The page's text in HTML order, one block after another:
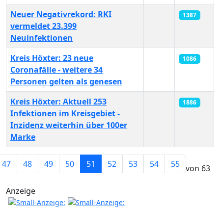
Beiträge
Neuer Negativrekord: RKI
vermeldet 23.399
Neuinfektionen
1387
Kreis Höxter: 23 neue
Coronafälle - weitere 34
Personen gelten als genesen
1086
Kreis Höxter: Aktuell 253
Infektionen im Kreisgebiet -
Inzidenz weiterhin über 100er
Marke
1886
Seite 51 von 63
47 48 49 50 51 52 53 54 55
Anzeige